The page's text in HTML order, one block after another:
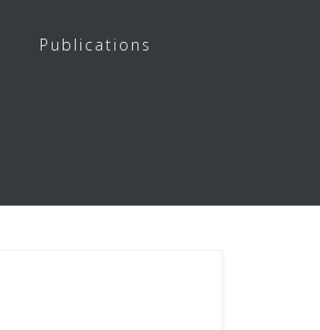
Publications